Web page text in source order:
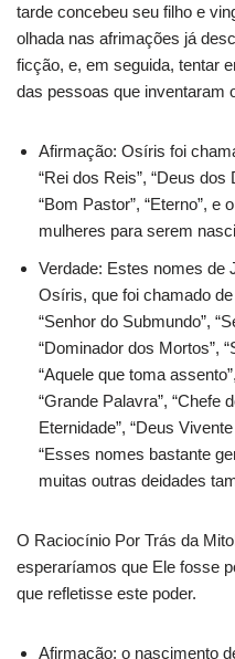
tarde concebeu seu filho e
olhada nas afrimações já
ficção, e, em seguida, tentar
das pessoas que inventaram
Afirmação: Osíris foi
“Rei dos Reis”, “Deus dos
“Bom Pastor”, “Eterno”, e
mulheres para serem
Verdade: Estes nomes de
Osíris, que foi chamado de
“Senhor do Submundo”,
“Dominador dos Mortos”,
“Aquele que toma
“Grande Palavra”, “Chefe
Eternidade”, “Deus
“Esses nomes bastante
muitas outras deidades
O Raciocínio Por Trás da
esperaríamos que Ele fosse
que refletisse este poder.
Afirmação: o nascimento